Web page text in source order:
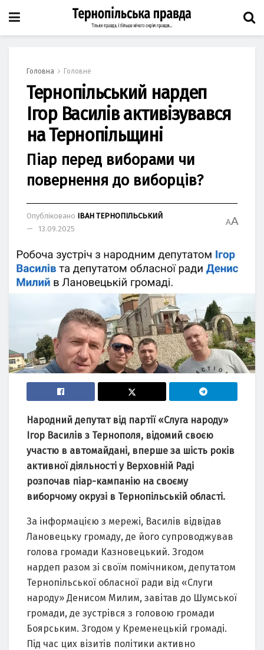
Головна Головне
Тернопільський нардеп
Ігор Василів активізувався
на Тернопільщині
Піар перед виборами чи
повернення до виборців?
Опубліковано ІВАН ТЕРНОПІЛЬСЬКИЙ
13.09.2025
AA
Народний депутат від партії «Слуга народу»
Ігор Василів з Тернополя, відомий своєю
участю в автомайдані, вперше за шість років
активної діяльності у Верховній Раді
розпочав піар-кампанію на своєму
виборчому окрузі в Тернопільській області.
За інформацією з мережі, Василів відвідав
Лановецьку громаду, де його супроводжував
голова громади Казновецький. Згодом
нардеп разом зі своїм помічником, депутатом
Тернопільської обласної ради від «Слуги
народу» Денисом Милим, завітав до Шумської
громади, де зустрівся з головою громади
Боярським. Згодом у Кременецькій громаді.
Під час цих візитів політики активно